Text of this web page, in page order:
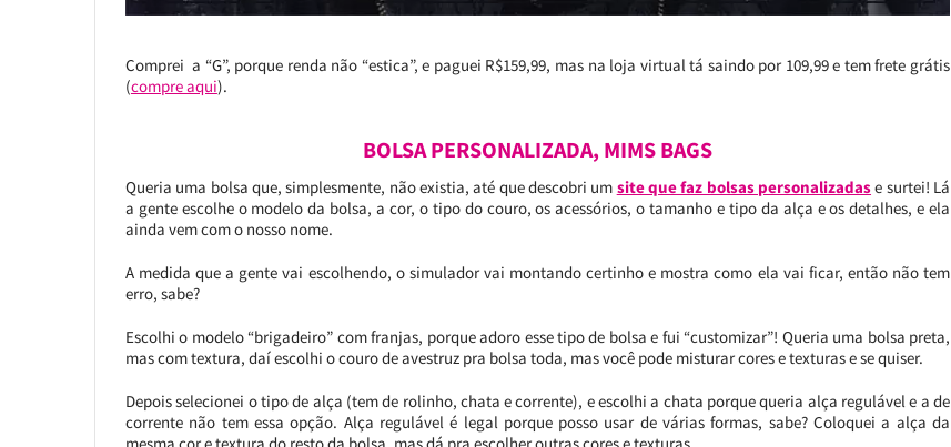
Comprei a “G”, porque renda não “estica”, e paguei R$159,99, mas na loja virtual tá saindo por 109,99 e tem frete grátis
(compre aqui).
BOLSA PERSONALIZADA, MIMS BAGS
Queria uma bolsa que, simplesmente, não existia, até que descobri um site que faz bolsas personalizadase surtei! Lá
a gente escolhe o modelo da bolsa, a cor, o tipo do couro, os acessórios, o tamanho e tipo da alça e os detalhes, e ela
ainda vem com o nosso nome.
A medida que a gente vai escolhendo, o simulador vai montando certinho e mostra como ela vai ficar, então não tem
erro, sabe?
Escolhi o modelo “brigadeiro” com franjas, porque adoro esse tipo de bolsa e fui “customizar”! Queria uma bolsa preta,
mas com textura, daí escolhi o couro de avestruz pra bolsa toda, mas você pode misturar cores e texturas e se quiser.
Depois selecionei o tipo de alça (tem de rolinho, chata e corrente), e escolhi a chata porque queria alça regulável e a de
corrente não tem essa opção. Alça regulável é legal porque posso usar de várias formas, sabe? Coloquei a alça da